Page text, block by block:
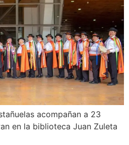
acompañan a 23
en la biblioteca Juan Zuleta